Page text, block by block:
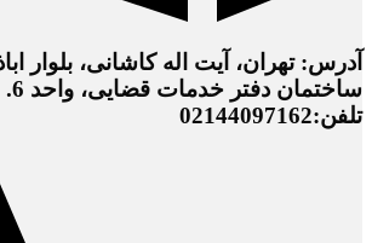
آدرس: تهران، آیت اله کاشانی، بلوار
ساختمان دفتر خدمات قضایی، واحد 6.
تلفن:02144097162